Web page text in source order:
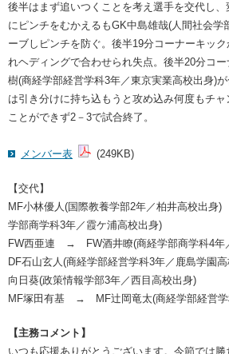
後半はまず追いつくことを考え選手を交代し
にピンチをむかえるもGK中島雄哉(人間社会学
ーブしピンチを防ぐ。後半19分コーナーキッ
れヘディングで合わせられ失点。後半20分コ
樹(商経学部経営学科3年／東京実業高校出身)
は引き分けに持ち込もうと攻め込み何度もチ
ことができず2－3で試合終了。
メンバー表 (249KB)
【交代】
MF小林優人(国際教養学部2年／柏井高校出
学部商学科3年／霞ケ浦高校出身)
FW西亜連 → FW酒井瞭(商経学部商学科4年
DF石山玄人(商経学部経営学科3年／鹿島学
向日葵(政策情報学部3年／西目高校出身)
MF塚田有基 → MF辻岡竜太(商経学部経営学
【主務コメント】
いつも応援ありがとうございます。今節では勝